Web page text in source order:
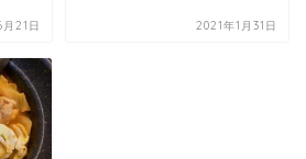
21日 2021年1月31日